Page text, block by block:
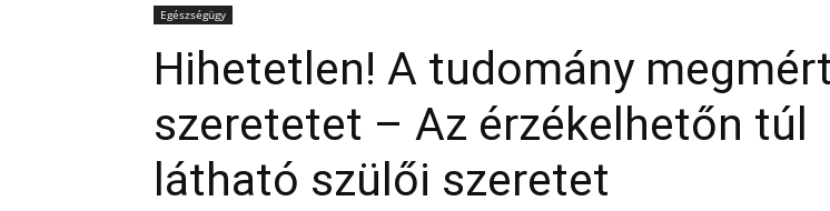
Egészségügy
Hihetetlen! A tudomány
szeretetet – Az érzékelhetőn túl
látható szülői szeretet